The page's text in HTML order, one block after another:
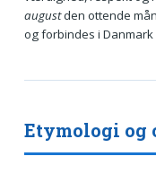
augustden ottende
og forbindes i
Etymologi og